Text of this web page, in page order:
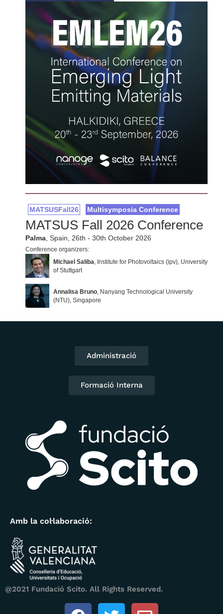
Administració
Formació Interna
Amb la col·laboració:
@2021 Fundació Scito. All Rights Reserved.